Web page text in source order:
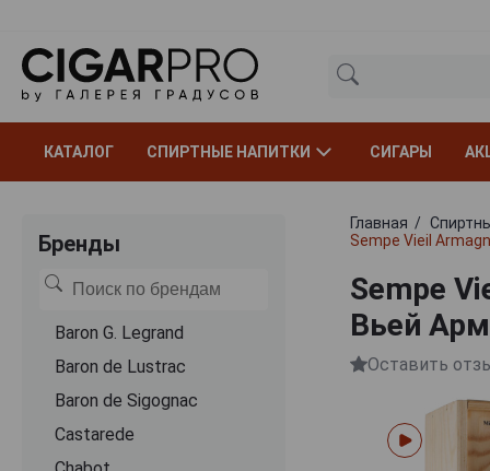
КАТАЛОГ СПИРТНЫЕ НАПИТКИ СИГАРЫ
Бренды
Baron G. Legrand
Baron de Lustrac
Baron de Sigognac
Castarede
Главная
Sempe Vieil
Sempe
Вьей
Оставить